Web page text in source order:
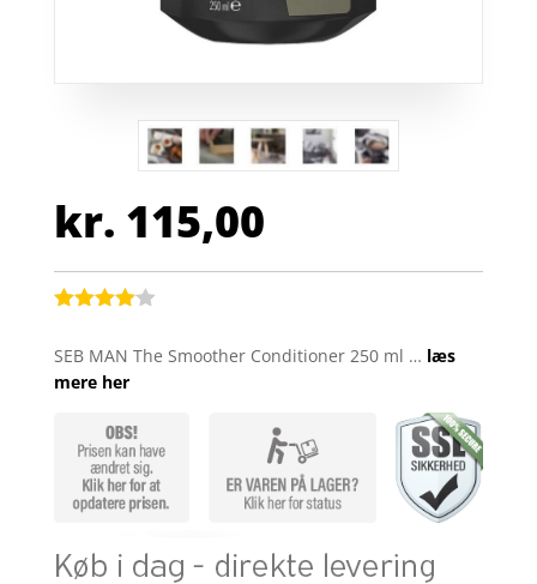
kr. 115,00
ud af 5
baseret
ømmelse
SEB MAN The Smoother Conditioner 250 ml … læs
mere her